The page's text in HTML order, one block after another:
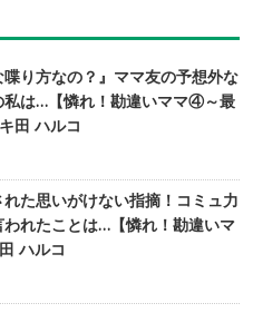
喋り方なの？』ママ友の予想外な
私は…【憐れ！勘違いママ④～最
田 ハルコ
た思いがけない指摘！コミュ力
れたことは…【憐れ！勘違いマ
ハルコ